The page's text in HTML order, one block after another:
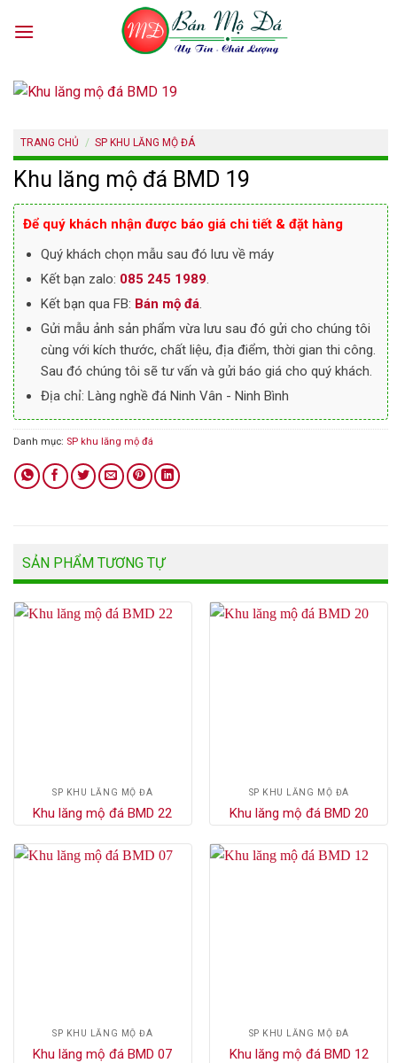
TRANG CHỦ / SP KHU LĂNG MỘ ĐÁ
Khu lăng mộ đá BMD 19
Để quý khách nhận được báo giá chi tiết & đặt hàng
Quý khách chọn mẫu sau đó lưu về máy
Kết bạn zalo: 085 245 1989.
Kết bạn qua FB: Bán mộ đá.
Gửi mẫu ảnh sản phẩm vừa lưu sau đó gửi cho chúng tôi
cùng với kích thước, chất liệu, địa điểm, thời gian thi công.
Sau đó chúng tôi sẽ tư vấn và gửi báo giá cho quý khách.
Địa chỉ: Làng nghề đá Ninh Vân - Ninh Bình
Danh mục: SP khu lăng mộ đá
SẢN PHẨM TƯƠNG TỰ
SP KHU LĂNG MỘ ĐÁ
Khu lăng mộ đá BMD 22
SP KHU LĂNG MỘ ĐÁ
Khu lăng mộ đá BMD 20
SP KHU LĂNG MỘ ĐÁ
Khu lăng mộ đá BMD 07
SP KHU LĂNG MỘ ĐÁ
Khu lăng mộ đá BMD 12